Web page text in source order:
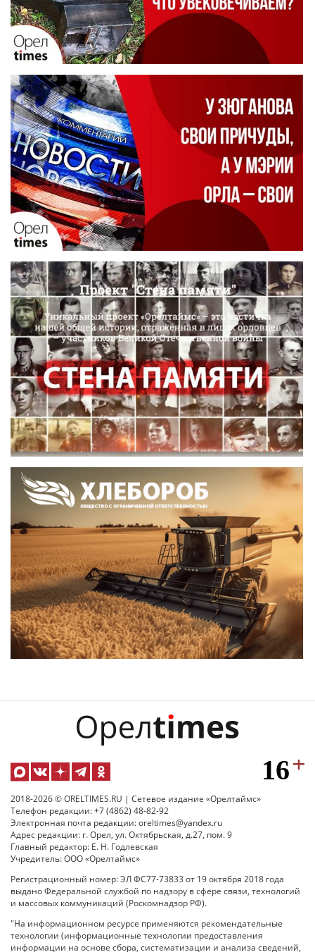
2018-2026 © ORELTIMES.RU | Сетевое издание «Орелтаймс»
Телефон редакции: +7 (4862) 48-82-92
Электронная почта редакции: oreltimes@yandex.ru
Адрес редакции: г. Орел, ул. Октябрьская, д.27, пом. 9
Главный редактор: Е. Н. Годлевская
Учредитель: ООО «Орелтаймс»
Регистрационный номер: ЭЛ ФС77-73833 от 19 октября 2018 года
выдано Федеральной службой по надзору в сфере связи, технологий
и массовых коммуникаций (Роскомнадзор РФ).
"На информационном ресурсе применяются рекомендательные
технологии (информационные технологии предоставления
информации на основе сбора, систематизации и анализа сведений,